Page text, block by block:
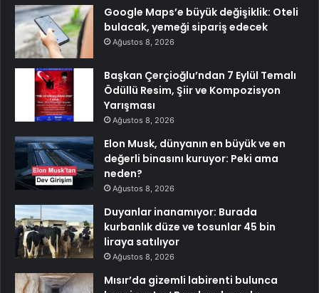
Google Maps’e büyük değişiklik: Oteli
bulacak, yemeği sipariş edecek
Ağustos 8, 2026
Başkan Çerçioğlu’ndan 7 Eylül Temalı
Ödüllü Resim, Şiir ve Kompozisyon
Yarışması
Ağustos 8, 2026
Elon Musk, dünyanın en büyük ve en
değerli binasını kuruyor: Peki ama
neden?
Ağustos 8, 2026
Duyanlar inanamıyor: Burada
kurbanlık düze ve tosunlar 45 bin
liraya satılıyor
Ağustos 8, 2026
Mısır’da gizemli labirenti bulunca